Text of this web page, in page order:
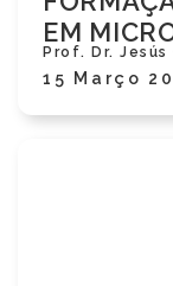
EM
Prof. Dr.
15 Março